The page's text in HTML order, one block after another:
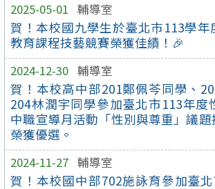
2025-05-01 輔導室
賀！本校國九學生於臺北巿113學年
教育課程技藝競賽榮獲佳績！🎉
2024-12-30 輔導室
賀！本校高中部201鄭佩芩同學、
204林潤宇同學參加臺北市113年度
中職宣導月活動「性別與尊重」議
榮獲優選。
2024-11-27 輔導室
賀！本校國中部702施詠育參加臺